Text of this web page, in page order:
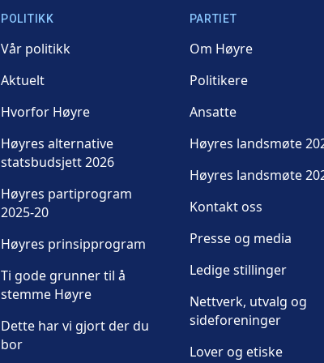
POLITIKK
Vår politikk
Aktuelt
Hvorfor Høyre
Høyres alternative
statsbudsjett 2026
Høyres partiprogram
2025-20
Høyres prinsipprogram
Ti gode grunner til å
stemme Høyre
Dette har vi gjort der du
bor
PARTIET
Om Høyre
Politikere
Ansatte
Høyres landsmøte
Høyres landsmøte
Kontakt oss
Presse og media
Ledige stillinger
Nettverk, utvalg og
sideforeninger
Lover og etiske